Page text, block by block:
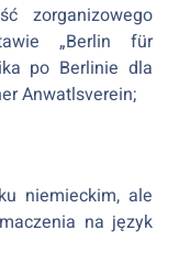
zorganizowego
„Berlin für
po Berlinie dla
Anwatlsverein;
niemieckim, ale
na język